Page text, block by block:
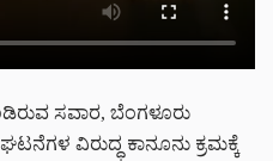
ಸವಾರ, ಬೆಂಗಳೂರು
ವಿರುದ್ಧ ಕಾನೂನು ಕ್ರಮಕ್ಕೆ